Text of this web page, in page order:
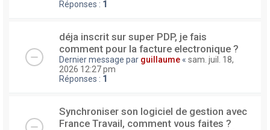
Réponses : 1
déja inscrit sur super PDP, je fais
comment pour la facture electronique ?
Dernier message par guillaume « sam. juil. 18,
2026 12:27 pm
Réponses : 1
Synchroniser son logiciel de gestion avec
France Travail, comment vous faites ?